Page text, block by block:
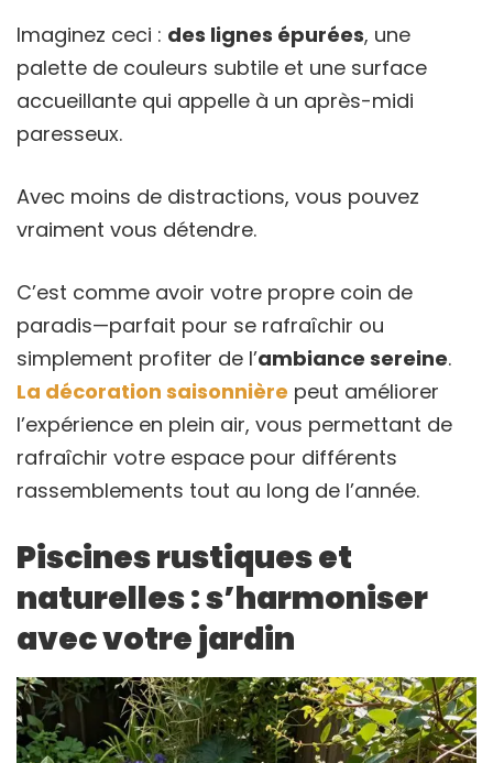
Imaginez ceci : des lignes épurées, une
palette de couleurs subtile et une surface
accueillante qui appelle à un après-midi
paresseux.
Avec moins de distractions, vous pouvez
vraiment vous détendre.
C’est comme avoir votre propre coin de
paradis—parfait pour se rafraîchir ou
simplement profiter de l’ambiance sereine.
La décoration saisonnière peut améliorer
l’expérience en plein air, vous permettant de
rafraîchir votre espace pour différents
rassemblements tout au long de l’année.
Piscines rustiques et
naturelles : s’harmoniser
avec votre jardin